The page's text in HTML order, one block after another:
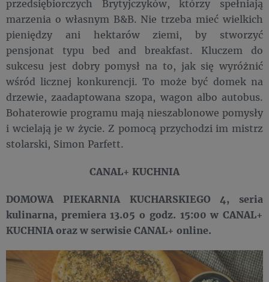
przedsiębiorczych Brytyjczyków, którzy spełniają
marzenia o własnym B&B. Nie trzeba mieć wielkich
pieniędzy ani hektarów ziemi, by stworzyć
pensjonat typu bed and breakfast. Kluczem do
sukcesu jest dobry pomysł na to, jak się wyróżnić
wśród licznej konkurencji. To może być domek na
drzewie, zaadaptowana szopa, wagon albo autobus.
Bohaterowie programu mają nieszablonowe pomysły
i wcielają je w życie. Z pomocą przychodzi im mistrz
stolarski, Simon Parfett.
CANAL+ KUCHNIA
DOMOWA PIEKARNIA KUCHARSKIEGO 4, seria
kulinarna, premiera 13.05 o godz. 15:00 w CANAL+
KUCHNIA oraz w serwisie CANAL+ online.